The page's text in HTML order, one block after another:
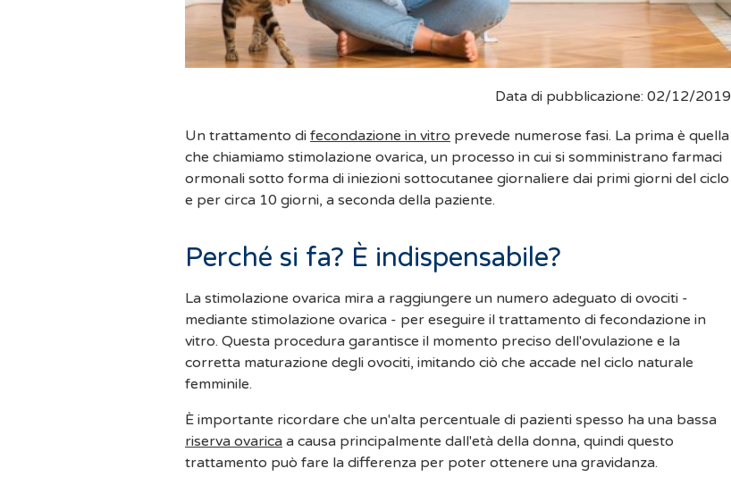
Data di pubblicazione: 02/12/2019
Un trattamento di fecondazione in vitro
che chiamiamo stimolazione ovarica, un processo in cui si somministrano farmaci
ormonali sotto forma di iniezioni sottocutanee giornaliere dai primi giorni del ciclo
e per circa 10 giorni, a seconda della paziente.
Perché si fa? È indispensabile?
La stimolazione ovarica mira a raggiungere un numero adeguato di ovociti -
mediante stimolazione ovarica - per eseguire il trattamento di fecondazione in
vitro. Questa procedura garantisce il momento preciso dell'ovulazione e la
corretta maturazione degli ovociti, imitando ciò che accade nel ciclo naturale
femminile.
È importante ricordare che un'alta percentuale di pazienti spesso ha una bassa
riserva ovarica
trattamento può fare la differenza per poter ottenere una gravidanza.